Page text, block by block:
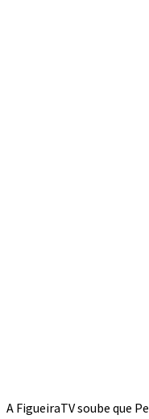
A FigueiraTV soube que